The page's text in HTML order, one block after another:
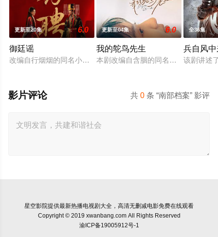
更新至20集 6.0
御廷谣
改编自行烟烟的同名小说。孟廷辉，大平王朝有史以来个以女
更新至04集 6.0
我的鸵鸟先生
本剧改编自含胭的同名小说，讲述了
全36集
兵自风
该剧讲述
共0 条 “南部档案” 影评
影片评论
星空影院提供最新热播电视剧大全，高清无删减电影免费在线观看
Copyright © 2019 xwanbang.com All Rights Reserved
渝ICP备19005912号-1